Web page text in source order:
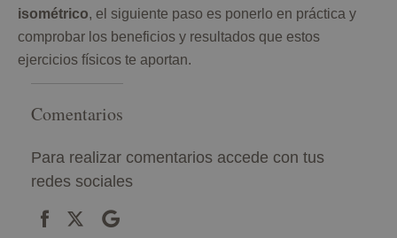
isométrico, el siguiente paso es ponerlo en práctica y
comprobar los beneficios y resultados que estos
ejercicios físicos te aportan.
Comentarios
Para realizar comentarios accede con tus
redes sociales